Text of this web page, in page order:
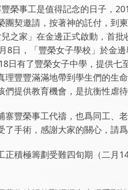
榮事工是值得記念的日子，
團契邀請，按著神的託付，到
之家」在金邊正式啟動，首
8日，「豐榮女子學校」於金
日有了豐榮女子中學，提供七
理豐豐滿滿地帶到學生們的生
們提供教育機會，是抗衡性虐
寨豐榮事工代禱，也爲同工、
了手術，感謝大家的關心，請爲
正積極籌劃受難四旬期（二月